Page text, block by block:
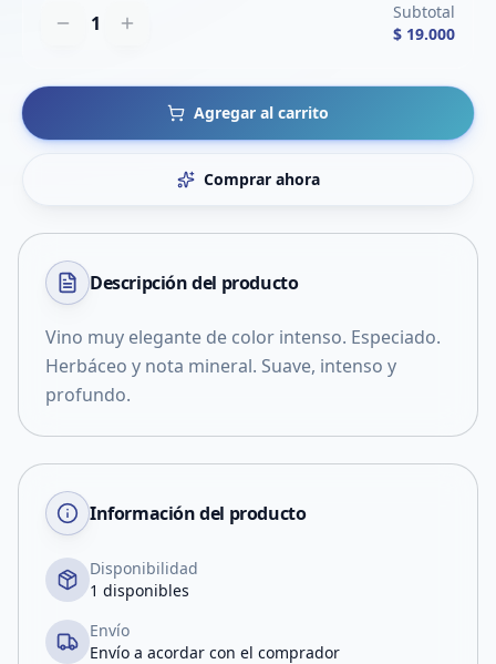
1
Subtotal
$ 19.000
Agregar al carrito
Comprar ahora
Descripción del producto
Vino muy elegante de color intenso. Especiado.
Herbáceo y nota mineral. Suave, intenso y
profundo.
Información del producto
Disponibilidad
1 disponibles
Envío
Envío a acordar con el comprador